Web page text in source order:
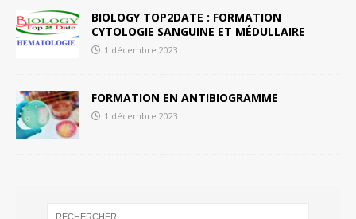
BIOLOGY TOP2DATE : FORMATION
CYTOLOGIE SANGUINE ET MÉDULLAIRE
1 décembre 2023
FORMATION EN ANTIBIOGRAMME
1 décembre 2023